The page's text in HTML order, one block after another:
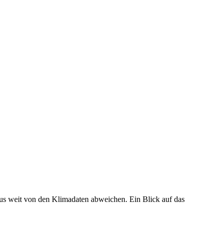
weit von den Klimadaten abweichen. Ein Blick auf das